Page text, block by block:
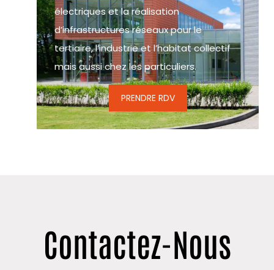
électriques et la réalisation
d’infrastructures réseaux pour le
tertiaire, l’industrie et l’habitat collectif
mais aussi chez les particuliers.
PRENDRE RDV
Contactez-Nous